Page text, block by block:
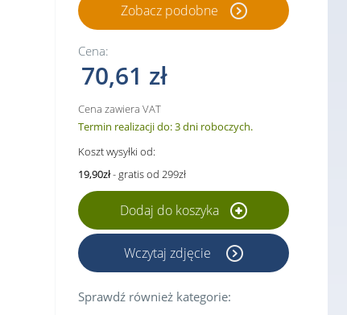
Zobacz podobne
Cena:
70,61 zł
Cena zawiera VAT
Termin realizacji do: 3 dni roboczych.
Koszt wysyłki od:
19,90zł- gratis od 299zł
Dodaj do koszyka
Wczytaj zdjęcie
Sprawdź również kategorie: